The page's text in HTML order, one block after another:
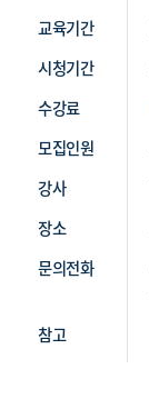
교육기간
시청기간
수강료
모집인원
강사
장소
문의전화
참고